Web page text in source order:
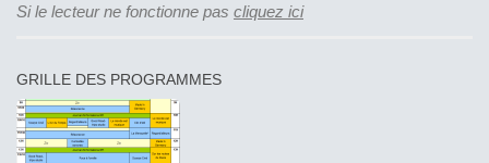
Si le lecteur ne fonctionne pas cliquez ici
GRILLE DES PROGRAMMES